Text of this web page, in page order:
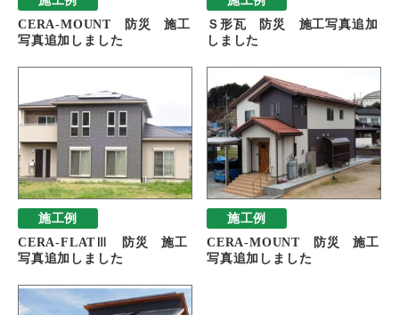
CERA-MOUNT 防災 施工
写真追加しました
Ｓ形瓦 防災 施工写真追加
しました
施工例
CERA-FLATⅢ 防災 施工
写真追加しました
施工例
CERA-MOUNT 防災 施工
写真追加しました